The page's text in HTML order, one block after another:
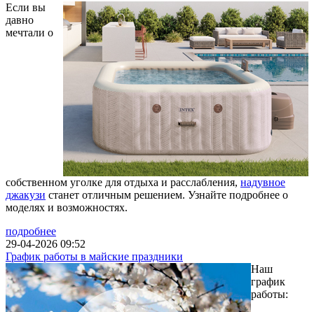
Если вы
давно
мечтали о
собственном уголке для отдыха и расслабления, надувное
джакузи станет отличным решением. Узнайте подробнее о
моделях и возможностях.
подробнее
29-04-2026 09:52
График работы в майские праздники
Наш
график
работы: